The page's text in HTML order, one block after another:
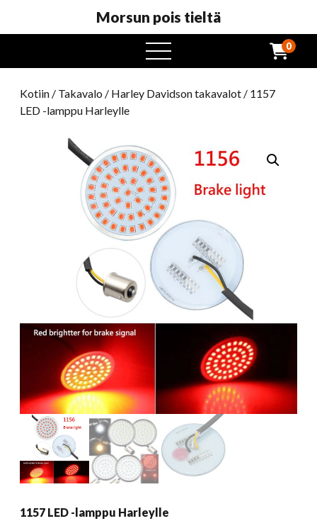
Morsun pois tieltä
avaa
valikko
0
Kotiin / Takavalo / Harley Davidson takavalot / 1157
LED -lamppu Harleylle
1157 LED -lamppu Harleylle